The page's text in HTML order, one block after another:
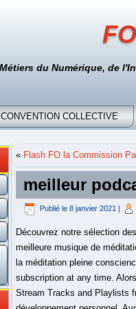
Métiers du Numérique, de
CONVENTION COLLECTIVE
« Flash FO la Commission
meilleur
Publié le 8 janvier 2021 |
Découvrez notre sélection des meilleurs podcasts sur la méditation de pleine conscience (Mindfulness) depuis 2010. Entdecken Sie La meilleure musique de méditation von Yoga Vardagen Akademi bei Amazon Music. Abonnez-vous aux podcasts Umenity sur le thème de la méditation pleine conscience, MBSR, personal branding et contactez Sandrine Jourdren pour en savoir plus. People can cancel a subscription at any time. Alors, comme à l'accoutumée, bientôt vont arriver nos listes de bonnes intentions et autres objectifs à remplir. Stream Tracks and Playlists from Le Meilleur Podcast on your desktop or mobile device. >>> Les cinq meilleurs podcasts gratuits de développement personnel. Avoir un guide de méditation est encore mieux. Canal'e .DaysTV Réenchanter le Nouveau Monde. Ma femme utilise les méditations guidées de Tara Brach, et elle les trouve très utiles. Radiosender Podcasts Anmelden. Echapper au tumulte ambiant, au stress, à l’anxiété ? Qui mieux qu’une moine bouddhiste pour vous aider à vous relaxer ? La voix est apaisante, douce, les exercices de respiration permettent de se relaxer en profondeur. SALIHA … Meilleures applications de méditation et outils faciles pour les débutants pour acquérir une pleine conscience. Écoutez les 533 meilleurs podcasts de 2021. Palais de justice de Bordeaux (Cour d’appel) © CéCédille / CC by-sa Une information à relever à cause de son importance symbolique et des conséquences qu’elle pourrait avoir. Plus besoin de chercher partout sur le web! Le chant est le » Sutra du coeur », sur un tempo extrêmement rapide. Listen to Pause méditation on Spotify. Une année singulière à plus d'un titre. Réduire l’anxiété, améliorer la qualité de notre sommeil, trouver la paix intérieure… La méditation possède de nombreux avantages. Le site de la méditation en Martinique. Découvrez notre sélection des meilleurs podcasts pour méditer. A series of short podcasts designed to help you use meditation and mindfulness to relax. Mind - Méditation by Mind. Bienvenue dans une radio pas comme les autres, la seule à diffuser des émissions entièrement réalisées par des podcasters ! Une fois par